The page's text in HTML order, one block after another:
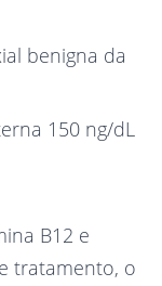
benigna da
150 ng/dL
B12 e
tratamento, o